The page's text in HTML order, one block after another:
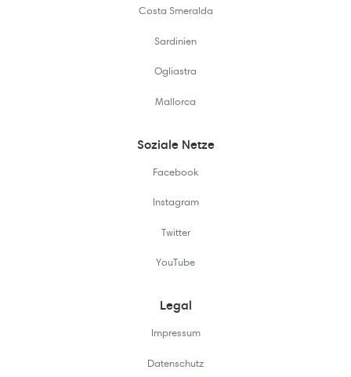
Costa Smeralda
Sardinien
Ogliastra
Mallorca
Soziale Netze
Facebook
Instagram
Twitter
YouTube
Legal
Impressum
Datenschutz